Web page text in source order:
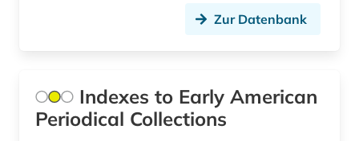
Zur Datenbank
Indexes to Early American
Periodical Collections